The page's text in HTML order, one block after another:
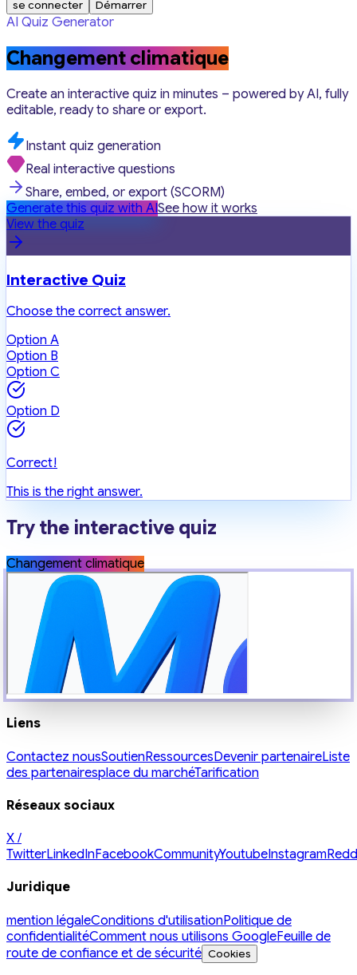
se connecter Démarrer
AI Quiz Generator
Changement climatique
Create an interactive quiz in minutes – powered by AI, fully
editable, ready to share or export.
Instant quiz generation
Real interactive questions
Share, embed, or export (SCORM)
Generate this quiz with AISee how it works
View the quiz
Interactive Quiz
Choose the correct answer.
Option A
Option B
Option C
Option D
Correct!
This is the right answer.
Try the interactive quiz
Changement climatique
Liens
Contactez nousSoutienRessourcesDevenir partenaireListe
des partenairesplace du marchéTarification
Réseaux sociaux
X /
TwitterLinkedInFacebookCommunityYoutubeInstagram
Juridique
mention légaleConditions d'utilisationPolitique de
confidentialitéComment nous utilisons GoogleFeuille de
route de confiance et de sécurité Cookies